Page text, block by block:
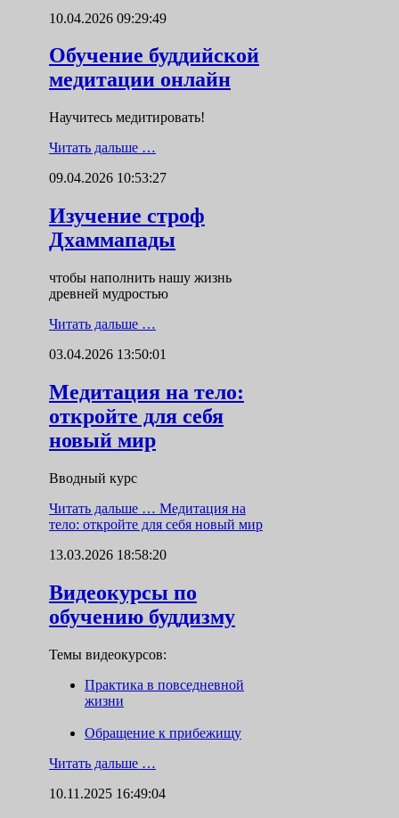
10.04.2026 09:29:49
Обучение буддийской
медитации онлайн
Научитесь медитировать!
Читать дальше …
09.04.2026 10:53:27
Изучение строф
Дхаммапады
чтобы наполнить нашу жизнь
древней мудростью
Читать дальше …
03.04.2026 13:50:01
Медитация на тело:
откройте для себя
новый мир
Вводный курс
Читать дальше … Медитация на
тело: откройте для себя новый мир
13.03.2026 18:58:20
Видеокурсы по
обучению буддизму
Темы видеокурсов:
Практика в повседневной
жизни
Обращение к прибежищу
Читать дальше …
10.11.2025 16:49:04